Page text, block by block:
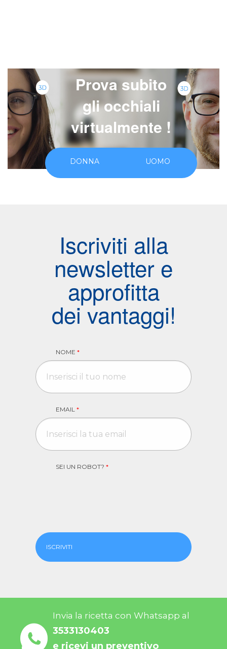
Prova subito
gli occhiali
virtualmente !
DONNA UOMO
Iscriviti alla
newsletter e
approfitta
dei vantaggi!
NOME *
EMAIL *
SEI UN ROBOT? *
ISCRIVITI
Invia la ricetta con Whatsapp al
3533130403
e ricevi un preventivo